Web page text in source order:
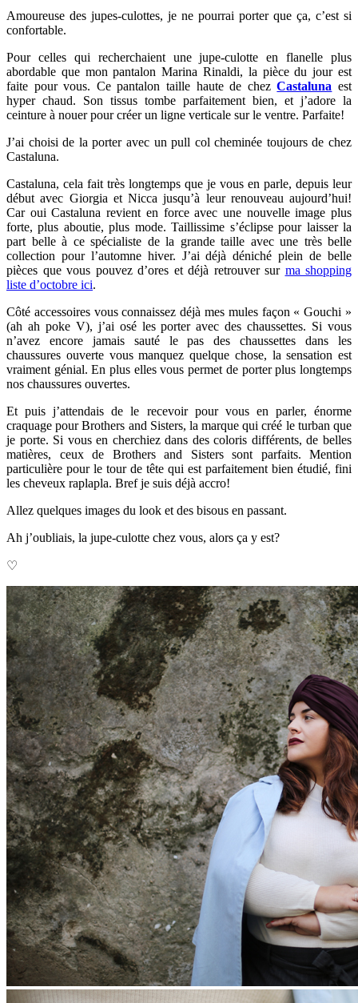
Amoureuse des jupes-culottes, je ne pourrai porter que ça, c’est si
confortable.
Pour celles qui recherchaient une jupe-culotte en flanelle plus
abordable que mon pantalon Marina Rinaldi, la pièce du jour est
faite pour vous. Ce pantalon taille haute de chezCastaluna est
hyper chaud. Son tissus tombe parfaitement bien, et j’adore la
ceinture à nouer pour créer un ligne verticale sur le ventre. Parfaite!
J’ai choisi de la porter avec un pull col cheminée toujours de chez
Castaluna.
Castaluna, cela fait très longtemps que je vous en parle, depuis leur
début avec Giorgia et Nicca jusqu’à leur renouveau aujourd’hui!
Car oui Castaluna revient en force avec une nouvelle image plus
forte, plus aboutie, plus mode. Taillissime s’éclipse pour laisser la
part belle à ce spécialiste de la grande taille avec une très belle
collection pour l’automne hiver. J’ai déjà déniché plein de belle
pièces que vous pouvez d’ores et déjà retrouver sur ma shopping
liste d’octobre ici.
Côté accessoires vous connaissez déjà mes mules façon « Gouchi »
(ah ah poke V), j’ai osé les porter avec des chaussettes. Si vous
n’avez encore jamais sauté le pas des chaussettes dans les
chaussures ouverte vous manquez quelque chose, la sensation est
vraiment génial. En plus elles vous permet de porter plus longtemps
nos chaussures ouvertes.
Et puis j’attendais de le recevoir pour vous en parler, énorme
craquage pour Brothers and Sisters, la marque qui créé le turban que
je porte. Si vous en cherchiez dans des coloris différents, de belles
matières, ceux de Brothers and Sisters sont parfaits. Mention
particulière pour le tour de tête qui est parfaitement bien étudié, fini
les cheveux raplapla. Bref je suis déjà accro!
Allez quelques images du look et des bisous en passant.
Ah j’oubliais, la jupe-culotte chez vous, alors ça y est?
♡